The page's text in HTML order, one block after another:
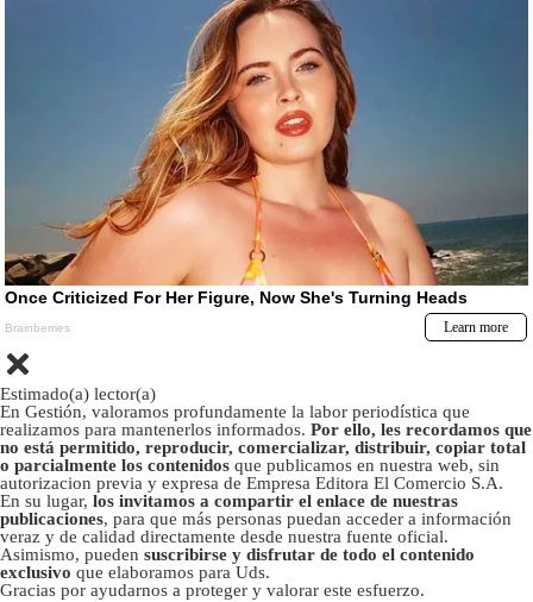
Estimado(a) lector(a)
En Gestión, valoramos profundamente la labor periodística que
realizamos para mantenerlos informados. Por ello, les recordamos que
no está permitido, reproducir, comercializar, distribuir, copiar total
o parcialmente los contenidos que publicamos en nuestra web, sin
autorizacion previa y expresa de Empresa Editora El Comercio S.A.
En su lugar, los invitamos a compartir el enlace de nuestras
publicaciones, para que más personas puedan acceder a información
veraz y de calidad directamente desde nuestra fuente oficial.
Asimismo, pueden suscribirse y disfrutar de todo el contenido
exclusivo que elaboramos para Uds.
Gracias por ayudarnos a proteger y valorar este esfuerzo.